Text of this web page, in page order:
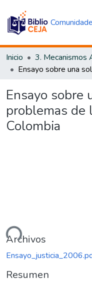
Inicio
Ensayo sobre
problemas de
Colombia
Archivos
Resumen